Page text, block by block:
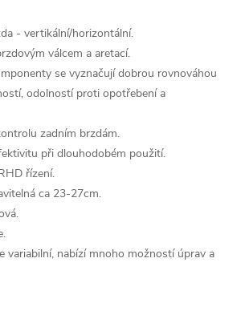
- vertikální/horizontální.
válcem a aretací.
se vyznačují dobrou rovnováhou
odolností proti opotřebení a
zadním brzdám.
při dlouhodobém použití.
řízení.
ca 23-27cm.
variabilní, nabízí mnoho možností úprav a